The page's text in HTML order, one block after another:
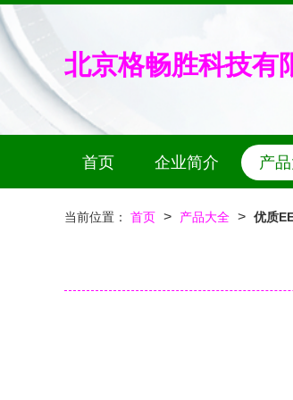
北京格畅胜科技有
首页 企业简介 产
当前位置： 首页 > 产品大全 > 优质